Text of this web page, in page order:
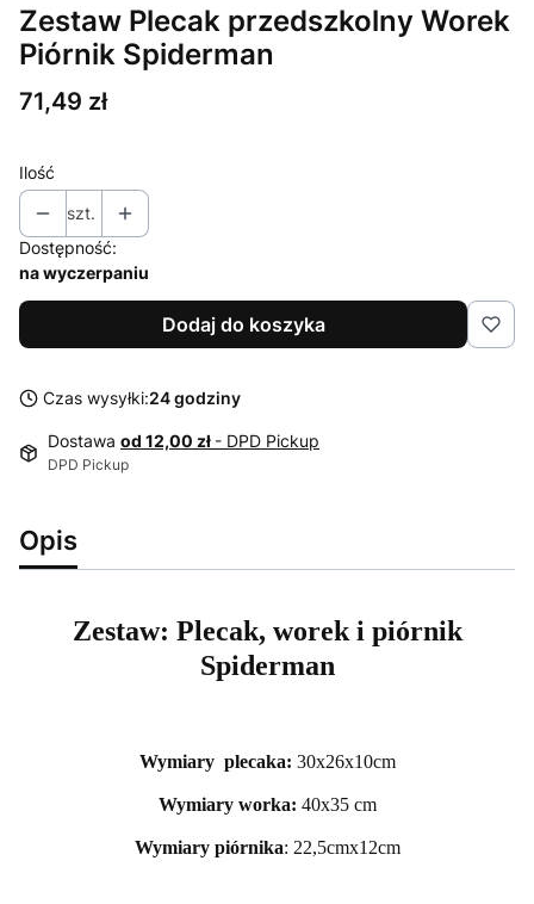
Zestaw Plecak przedszkolny Worek
Piórnik Spiderman
Cena
71,49 zł
Ilość
szt.
Dostępność:
na wyczerpaniu
Dodaj do koszyka
Czas wysyłki:24 godziny
Dostawa od 12,00 zł - DPD Pickup
DPD Pickup
Opis
Zestaw: Plecak, worek i piórnik
Spiderman
Wymiary plecaka: 30x26x10cm
Wymiary worka: 40x35 cm
Wymiary piórnika: 22,5cmx12cm